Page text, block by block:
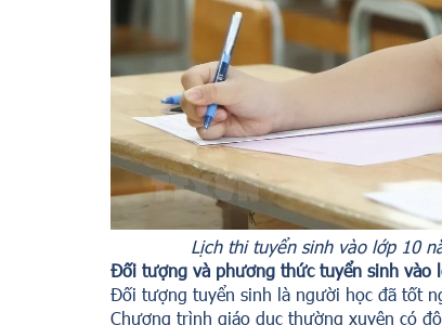
Lịch thi tuyển sinh vào lớp 10
Đối tượng và phương thức tuyển sinh vào
Đối tượng tuyển sinh là người học đã tốt
Chương trình giáo dục thường xuyên có